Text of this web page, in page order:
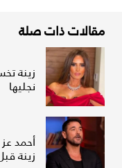
مقالات ذات صلة
زينة
نجليها
أحمد
زينة